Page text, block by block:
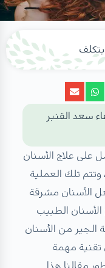
سعد القنبر
على علاج الأسنان
تلك العملية
الأسنان مشرقة
الأسنان الطبيب
الجير من الأسنان
تقنية مهمة
مقالنا هذا